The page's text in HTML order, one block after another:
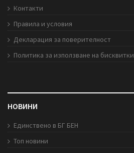
Контакти
Правила и условия
Декларация за поверителност
Политика за използване на бисквитки
НОВИНИ
Единствено в БГ БЕН
Топ новини